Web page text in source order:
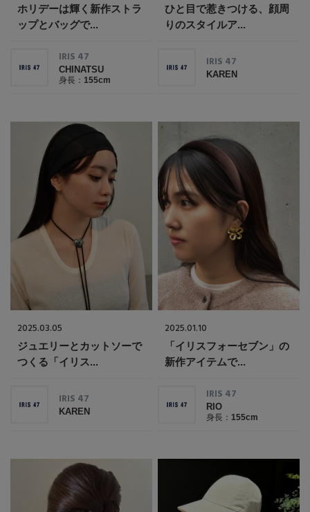
スーツケース
レッグウェア
ポーチ
その他(傘・ハンカチ・時計など)
チャーム
BRAND NEWS
HOT STYLE
メルマガ PICKUP
PERSONAL COLOR
エディター厳選ギフト
ホリデーは輝く新作ストラ
ップとバッグで...
IRIS 47
CHINATSU
身長： 155cm
ひと目で惹きつける、顔周
りのスタイルア...
IRIS 47
KAREN
2025.03.05
ジュエリーとカットソーで
つくる「イリス...
IRIS 47
KAREN
2025.01.10
「イリスフォーセブン」の
新作アイテムで...
IRIS 47
RIO
身長： 155cm